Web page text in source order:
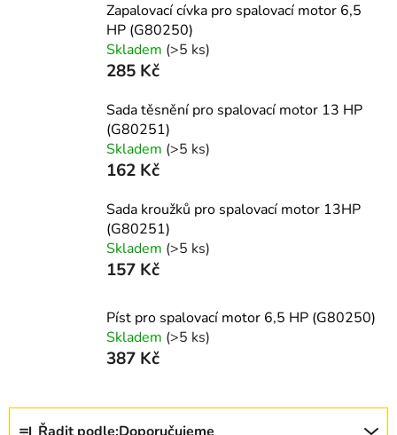
Zapalovací cívka pro spalovací motor 6,5
HP (G80250)
Skladem (>5 ks)
285 Kč
Sada těsnění pro spalovací motor 13 HP
(G80251)
Skladem (>5 ks)
162 Kč
Sada kroužků pro spalovací motor 13HP
(G80251)
Skladem (>5 ks)
157 Kč
Píst pro spalovací motor 6,5 HP (G80250)
Skladem (>5 ks)
387 Kč
Ř